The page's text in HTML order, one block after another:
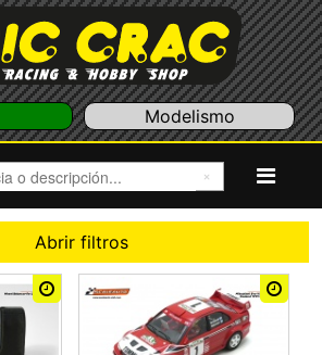
Modelismo
Abrir filtros